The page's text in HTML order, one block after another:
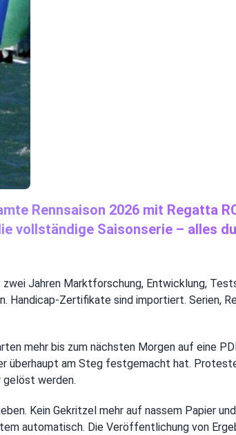
Rennsaison 2026 mit Regatta
vollständige Saisonserie – alles
Jahren Marktforschung, Entwicklung,
Zertifikate sind importiert. Serien,
mehr bis zum nächsten Morgen auf eine
überhaupt am Steg festgemacht hat.
gelöst werden.
Kein Gekritzel mehr auf nassem Papier
automatisch. Die Veröffentlichung von